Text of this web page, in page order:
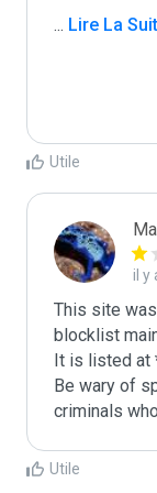
... Lire La
Utile
il y
This site
blocklist
It is listed at
Be wary of
criminals
Utile